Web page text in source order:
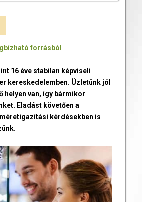
forrásból
16 éve stabilan képviseli
kereskedelemben. Üzletünk jól
helyen van, így bármikor
Eladást követően a
kérdésekben is